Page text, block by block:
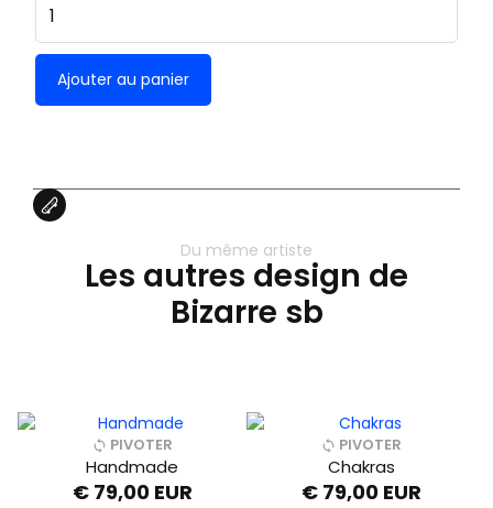
Du même artiste
Les autres design de
Bizarre sb
PIVOTER
Handmade
€ 79,00 EUR
PIVOTER
Chakras
€ 79,00 EUR